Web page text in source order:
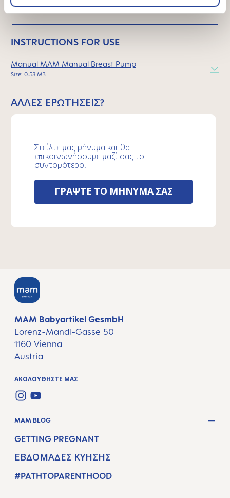
θήλαστρο?
INSTRUCTIONS FOR USE
Manual MAM Manual Breast Pump
Size: 0.53 MB
ΆΛΛΕΣ ΕΡΩΤΉΣΕΙΣ?
Στείλτε μας μήνυμα και θα
επικοινωνήσουμε μαζί σας το
συντομότερο.
ΓΡΑΨΤΕ ΤΟ ΜΗΝΥΜΑ ΣΑΣ
MAM Babyartikel GesmbH
Lorenz-Mandl-Gasse 50
1160 Vienna
Austria
ΑΚΟΛΟΥΘΉΣΤΕ ΜΑΣ
INSTAGRAM
YOUTUBE
MAM BLOG
GETTING PREGNANT
ΕΒΔΟΜΆΔΕΣ ΚΎΗΣΗΣ
#PATHTOPARENTHOOD